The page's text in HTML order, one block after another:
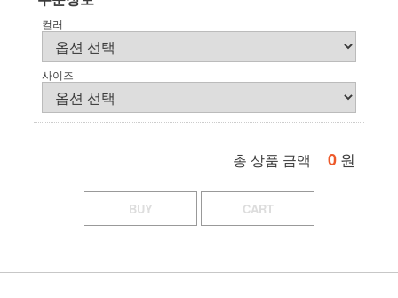
컬러
사이즈
총 상품 금액 0 원
BUY CART